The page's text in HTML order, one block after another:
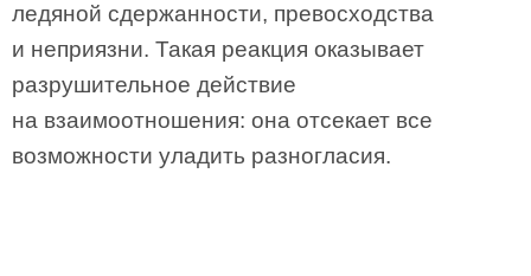
ледяной сдержанности, превосходства
и неприязни. Такая реакция оказывает
разрушительное действие
на взаимоотношения: она отсекает все
возможности уладить разногласия.